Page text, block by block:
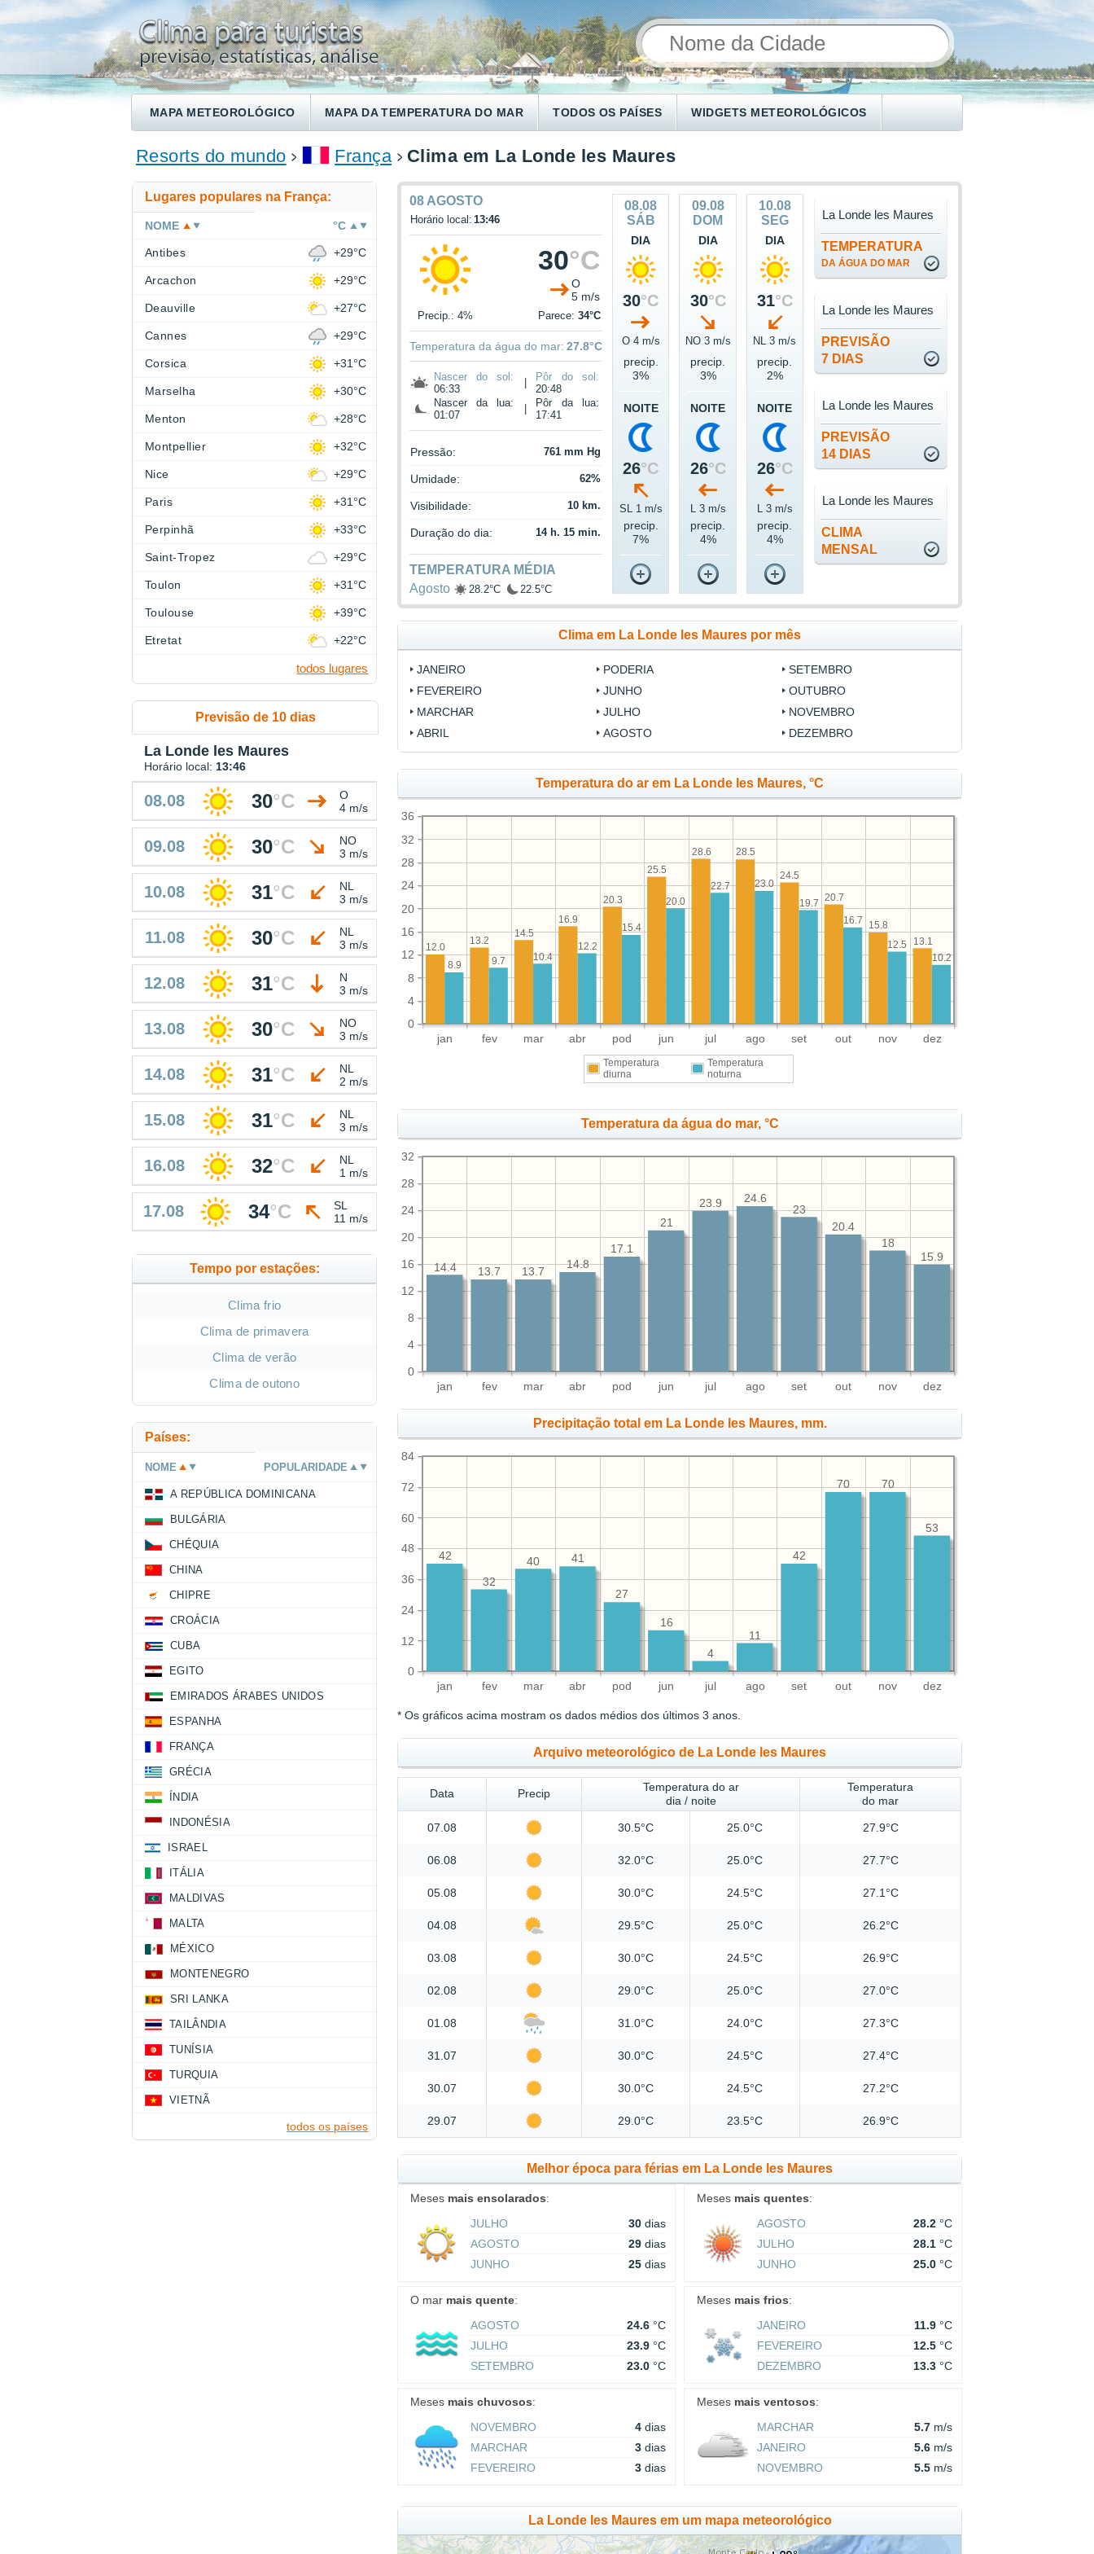
MAPA METEOROLÓGICO MAPA DA TEMPERATURA DO MAR TODOS OS PAÍSES WIDGETS METEOROLÓGICOS
ENCONTRE UM HOTEL
Resorts do mundo França Clima em La Londe les Maures
08 AGOSTO
Horário local: 13:46
30°C
O
5 m/s
Precip.: 4% Parece:34°C
Temperatura da água do mar: 27.8°C
Nascer do sol:
06:33
Pôr do sol:
20:48
Nascer da lua:
01:07
Pôr da lua:
17:41
Pressão: 761 mm Hg
Umidade: 62%
Visibilidade: 10 km.
Duração do dia: 14 h. 15 min.
TEMPERATURA MÉDIA
Agosto
28.2°C 22.5°C
08.08
SÁB
DIA
30°C
O 4 m/s
precip.
3%
NOITE
26°C
SL 1 m/s
precip.
7%
09.08
DOM
DIA
30°C
NO 3 m/s
precip.
3%
NOITE
26°C
L 3 m/s
precip.
4%
10.08
SEG
DIA
31°C
NL 3 m/s
precip.
2%
NOITE
26°C
L 3 m/s
precip.
4%
TEMPERATURA
DA ÁGUA DO MAR
La Londe les Maures
PREVISÃO
7 DIAS
La Londe les Maures
PREVISÃO
14 DIAS
La Londe les Maures
CLIMA
MENSAL
La Londe les Maures
Clima em La Londe les Maures por mês
JANEIRO
FEVEREIRO
MARCHAR
ABRIL
PODERIA
JUNHO
JULHO
AGOSTO
SETEMBRO
OUTUBRO
NOVEMBRO
DEZEMBRO
Temperatura do ar em La Londe les Maures, °C
jan fev mar abr pod jun jul ago set out nov dez
0
4
8
12
16
20
24
28
32
36
13.1
15.8
20.7
24.5
28.5
28.6
25.5
20.3
16.9
14.5
13.2
12.0
10.2
12.5
16.7
19.7
23.0
22.7
20.0
15.4
12.2
10.4
9.7
8.9
Temperatura
diurna
Temperatura
noturna
Temperatura da água do mar, °C
jan fev mar abr pod jun jul ago set out nov dez
0
4
8
12
16
20
24
28
32
15.9
18
20.4
23
24.6
23.9
21
17.1
14.8
13.7
13.7
14.4
Precipitação total em La Londe les Maures, mm.
jan fev mar abr pod jun jul ago set out nov dez
0
12
24
36
48
60
72
84
53
70
70
42
11
4
16
27
41
40
32
42
* Os gráficos acima mostram os dados médios dos últimos 3 anos.
Arquivo meteorológico de La Londe les Maures
Data Precip
Temperatura do ar
dia / noite
Temperatura
do mar
07.08 30.5°C 25.0°C 27.9°C
06.08 32.0°C 25.0°C 27.7°C
05.08 30.0°C 24.5°C 27.1°C
04.08 29.5°C 25.0°C 26.2°C
03.08 30.0°C 24.5°C 26.9°C
02.08 29.0°C 25.0°C 27.0°C
01.08 31.0°C 24.0°C 27.3°C
31.07 30.0°C 24.5°C 27.4°C
30.07 30.0°C 24.5°C 27.2°C
29.07 29.0°C 23.5°C 26.9°C
Melhor época para férias em La Londe les Maures
Meses mais ensolarados:
JULHO
30 dias
AGOSTO
29 dias
JUNHO
25 dias
Meses mais quentes:
AGOSTO
28.2 °C
JULHO
28.1 °C
JUNHO
25.0 °C
O mar mais quente:
AGOSTO
24.6 °C
JULHO
23.9 °C
SETEMBRO
23.0 °C
Meses mais frios:
JANEIRO
11.9 °C
FEVEREIRO
12.5 °C
DEZEMBRO
13.3 °C
Meses mais chuvosos:
NOVEMBRO
4 dias
MARCHAR
3 dias
FEVEREIRO
3 dias
Meses mais ventosos:
MARCHAR
5.7 m/s
JANEIRO
5.6 m/s
NOVEMBRO
5.5 m/s
La Londe les Maures em um mapa meteorológico
Lugares populares na França:
NOME °C
Antibes +29°C
Arcachon +29°C
Deauville +27°C
Cannes +29°C
Corsica +31°C
Marselha +30°C
Menton +28°C
Montpellier +32°C
Nice +29°C
Paris +31°C
Perpinhã +33°C
Saint-Tropez +29°C
Toulon +31°C
Toulouse +39°C
Etretat +22°C
todos lugares
Previsão de 10 dias
La Londe les Maures
Horário local: 13:46
08.08 30°C
O
4 m/s
09.08 30°C
NO
3 m/s
10.08 31°C
NL
3 m/s
11.08 30°C
NL
3 m/s
12.08 31°C
N
3 m/s
13.08 30°C
NO
3 m/s
14.08 31°C
NL
2 m/s
15.08 31°C
NL
3 m/s
16.08 32°C
NL
1 m/s
17.08 34°C
SL
11 m/s
Tempo por estações:
Clima frio
Clima de primavera
Clima de verão
Clima de outono
Países:
NOME POPULARIDADE
A REPÚBLICA DOMINICANA
BULGÁRIA
CHÉQUIA
CHINA
CHIPRE
CROÁCIA
CUBA
EGITO
EMIRADOS ÁRABES UNIDOS
ESPANHA
FRANÇA
GRÉCIA
ÍNDIA
INDONÉSIA
ISRAEL
ITÁLIA
MALDIVAS
MALTA
MÉXICO
MONTENEGRO
SRI LANKA
TAILÂNDIA
TUNÍSIA
TURQUIA
VIETNÃ
todos os países